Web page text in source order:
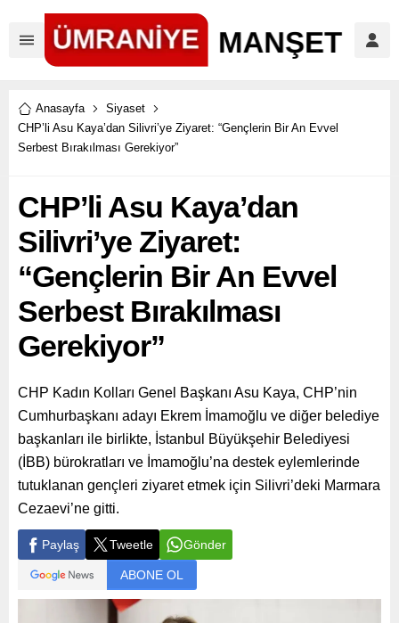
Anasayfa
Siyaset
CHP’li Asu Kaya’dan Silivri’ye Ziyaret: “Gençlerin Bir An Evvel
Serbest Bırakılması Gerekiyor”
CHP’li Asu Kaya’dan
Silivri’ye Ziyaret:
“Gençlerin Bir An Evvel
Serbest Bırakılması
Gerekiyor”
CHP Kadın Kolları Genel Başkanı Asu Kaya, CHP’nin
Cumhurbaşkanı adayı Ekrem İmamoğlu ve diğer belediye
başkanları ile birlikte, İstanbul Büyükşehir Belediyesi
(İBB) bürokratları ve İmamoğlu’na destek eylemlerinde
tutuklanan gençleri ziyaret etmek için Silivri’deki Marmara
Cezaevi’ne gitti.
Paylaş Tweetle Gönder
ABONE OL